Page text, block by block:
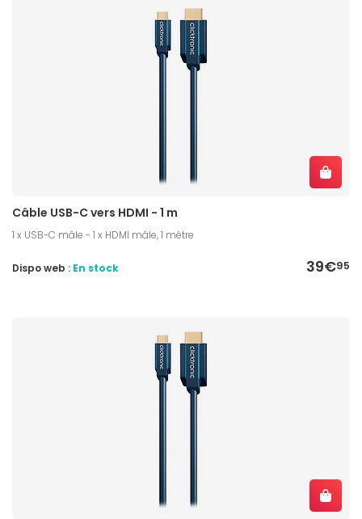
Câble USB-C vers HDMI - 1 m
1 x USB-C mâle - 1 x HDMI mâle, 1 mètre
39€95
Dispo web : En stock